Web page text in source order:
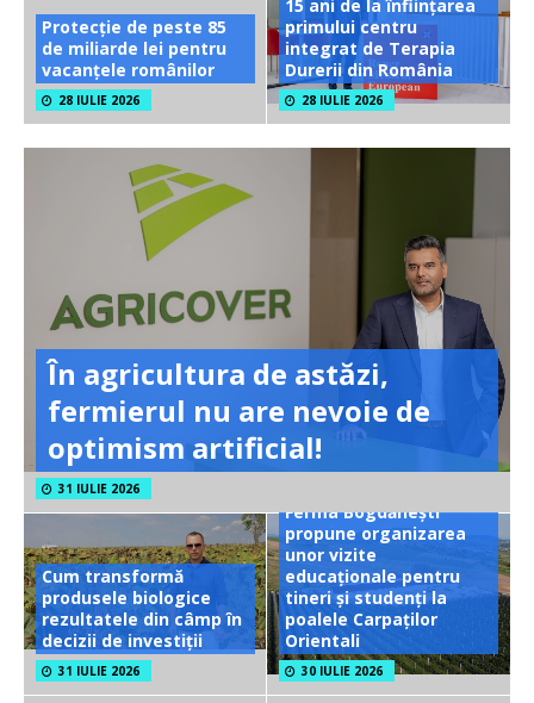
Protecție de peste 85
de miliarde lei pentru
vacanțele românilor
28 IULIE 2026
15 ani de la înființarea
primului centru
integrat de Terapia
Durerii din România
28 IULIE 2026
În agricultura de astăzi,
fermierul nu are nevoie de
optimism artificial!
31 IULIE 2026
Cum transformă
produsele biologice
rezultatele din câmp în
decizii de investiții
31 IULIE 2026
Ferma Bogdănești
propune organizarea
unor vizite
educaționale pentru
tineri și studenți la
poalele Carpaților
Orientali
30 IULIE 2026